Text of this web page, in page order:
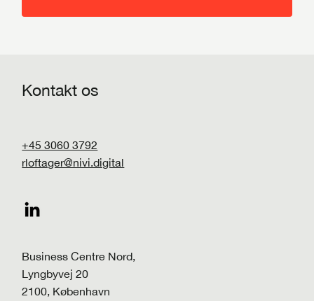
Kontakt os
+45 3060 3792
rloftager@nivi.digital
Business Centre Nord,
Lyngbyvej 20
2100, København